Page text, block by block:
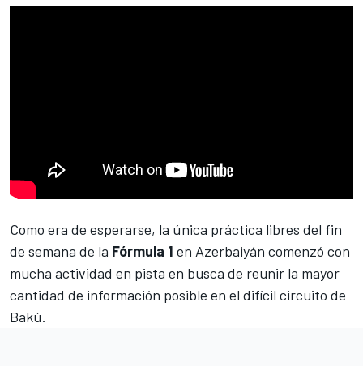
Como era de esperarse, la única práctica libres del fin
de semana de la Fórmula 1 en Azerbaiyán comenzó con
mucha actividad en pista en busca de reunir la mayor
cantidad de información posible en el difícil circuito de
Bakú.